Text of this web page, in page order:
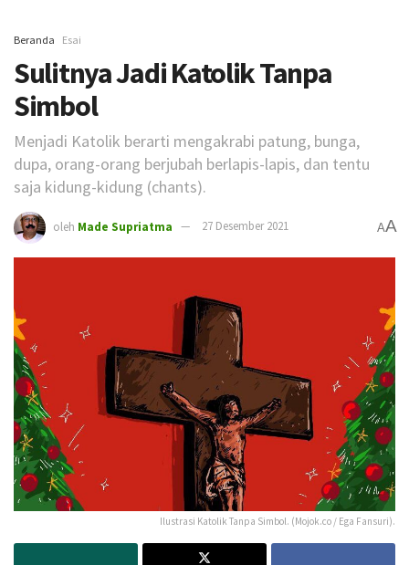
Beranda Esai
Sulitnya Jadi Katolik Tanpa
Simbol
Menjadi Katolik berarti mengakrabi patung, bunga,
dupa, orang-orang berjubah berlapis-lapis, dan tentu
saja kidung-kidung (chants).
oleh Made Supriatma 27 Desember 2021 AA
Ilustrasi Katolik Tanpa Simbol. (Mojok.co / Ega Fansuri).